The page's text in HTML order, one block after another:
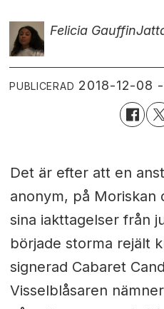
Felicia Gauffin
PUBLICERAD 2018-12-08
Det är efter att en
anonym, på Moriskan
sina iakttagelser från
började storma rejält
signerad Cabaret
Visselblåsaren